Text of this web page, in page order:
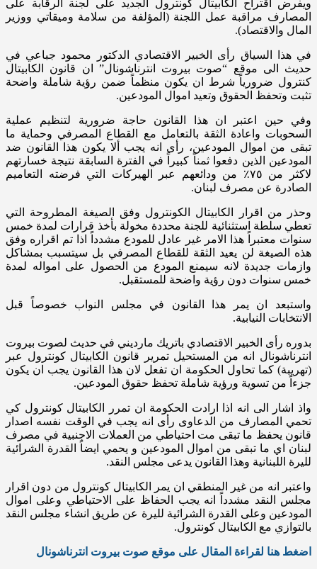
ويفرض اقتراح الكابيتال كونترول الجديد على لجنة الرقابة على
المصارف مراقبة عمل اللجنة (المؤلفة من سلامة وميقاتي ووزير
المال والاقتصاد).
في هذا السياق رأى الخبير الاقتصادي الدكتور محمود جباعي في
حديث الى موقع “صوت بيروت انترناشونال” ان قانون الكابيتال
كنترول ضرورياً شرط ان يكون منظماً ضمن رؤية شاملة واضحة
تثبت وتحفظ الحقوق وتعيد اموال المودعين.
وفي حين اعتبر ان هذا القانون حاجة ضرورية لتنظيم عملية
السحوبات واعادة الثقة بالتعامل مع القطاع المصرفي وحماية ما
تبقى من اموال المودعين، رأى انه يجب ألا يكون هذا القانون ضد
المودعين الذين دفعوا ثمناً كبيراً في الفترة السابقة نتيجة خسارتهم
لاكثر من ٧٥٪؜ من ودائعهم عبر الهيركات التي فرضته التعاميم
الصادرة عن مصرف لبنان.
وحذر من اقرار الكابيتال الكونترول وفق الصيغة المطروحة التي
تعطي سلطة استثنائية للجنة محددة مخولة بأخذ قرارات لمدة خمس
سنوات معتبراً هذا الامر غير عادل للمودع مشدداً اذا تم اقراره وفق
هذه الصيغة لن يعيد الثقة للقطاع المصرفي بل سيتسبب بمشاكل
وازمات جديدة لانه سيمنع المودع من الحصول على امواله لمدة
خمس سنوات دون رؤية واضحة للمستقبل.
واستبعد ان يمر هذا القانون في مجلس النواب خصوصاً قبل
الانتخابات النيابية.
بدوره رأى الخبير الاقتصادي باتريك مارديني في حديث لصوت بيروت
انترناشونال انه من المستحيل تمرير قانون الكابيتال كونترول عبر
(تهريبة) كما تحاول الحكومة ان تفعل لان هذا القانون يجب ان يكون
جزءاً من تسوية ورؤية شاملة تحفظ حقوق المودعين.
واذ اشار الى انه اذا ارادت الحكومة ان تمرر الكابيتال كونترول كي
تحمي المصارف من الدعاوى رأى انه يجب في الوقت نفسه اصدار
قانون يحفظ ما تبقى مت احتياطي من العملات الاجنبية في مصرف
لبنان اي ما تبقى من اموال المودعين و يحمي ايضاً القدرة الشرائية
لليرة اللبنانية وهذا القانون يدعى مجلس النقد.
واعتبر انه من غير المنطقي ان يمر الكابيتال كونترول من دون اقرار
مجلس النقد مشدداً انه يجب الحفاظ على الاحتياطي وعلى اموال
المودعين وعلى القدرة الشرائية لليرة عن طريق انشاء مجلس النقد
بالتوازي مع الكابيتال كونترول.
اضغط هنا لقراءة المقال على موقع صوت بيروت انترناشونال